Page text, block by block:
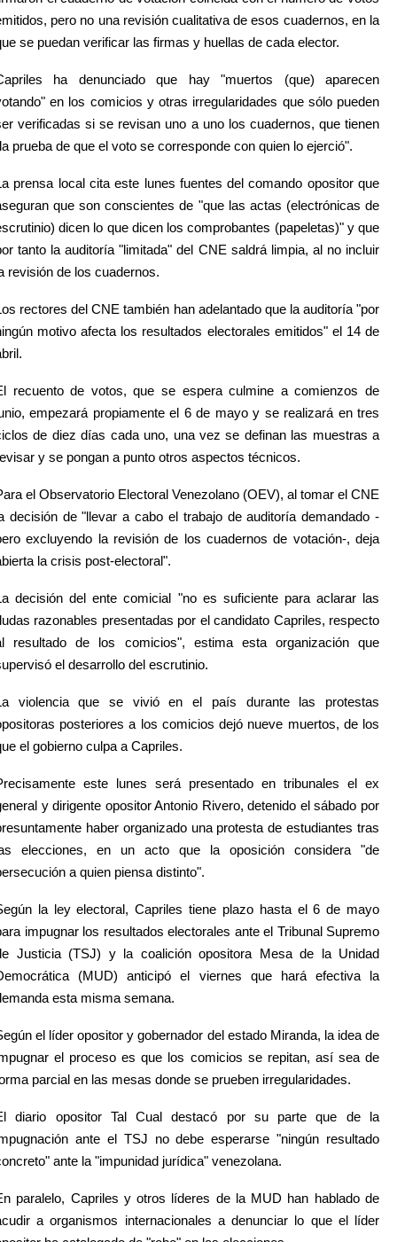
pero no una revisión cualitativa de esos cuadernos, en la
se puedan verificar las firmas y huellas de cada elector.
ha denunciado que hay "muertos (que) aparecen
en los comicios y otras irregularidades que sólo pueden
verificadas si se revisan uno a uno los cuadernos, que tienen
prueba de que el voto se corresponde con quien lo ejerció".
prensa local cita este lunes fuentes del comando opositor que
que son conscientes de "que las actas (electrónicas de
dicen lo que dicen los comprobantes (papeletas)" y que
tanto la auditoría "limitada" del CNE saldrá limpia, al no incluir
revisión de los cuadernos.
rectores del CNE también han adelantado que la auditoría "por
motivo afecta los resultados electorales emitidos" el 14 de
recuento de votos, que se espera culmine a comienzos de
empezará propiamente el 6 de mayo y se realizará en tres
de diez días cada uno, una vez se definan las muestras a
y se pongan a punto otros aspectos técnicos.
el Observatorio Electoral Venezolano (OEV), al tomar el CNE
decisión de "llevar a cabo el trabajo de auditoría demandado -
excluyendo la revisión de los cuadernos de votación-, deja
la crisis post-electoral".
decisión del ente comicial "no es suficiente para aclarar las
razonables presentadas por el candidato Capriles, respecto
resultado de los comicios", estima esta organización que
el desarrollo del escrutinio.
violencia que se vivió en el país durante las protestas
posteriores a los comicios dejó nueve muertos, de los
el gobierno culpa a Capriles.
este lunes será presentado en tribunales el ex
y dirigente opositor Antonio Rivero, detenido el sábado por
haber organizado una protesta de estudiantes tras
elecciones, en un acto que la oposición considera "de
a quien piensa distinto".
la ley electoral, Capriles tiene plazo hasta el 6 de mayo
impugnar los resultados electorales ante el Tribunal Supremo
Justicia (TSJ) y la coalición opositora Mesa de la Unidad
(MUD) anticipó el viernes que hará efectiva la
esta misma semana.
el líder opositor y gobernador del estado Miranda, la idea de
el proceso es que los comicios se repitan, así sea de
parcial en las mesas donde se prueben irregularidades.
diario opositor Tal Cual destacó por su parte que de la
ante el TSJ no debe esperarse "ningún resultado
ante la "impunidad jurídica" venezolana.
paralelo, Capriles y otros líderes de la MUD han hablado de
a organismos internacionales a denunciar lo que el líder